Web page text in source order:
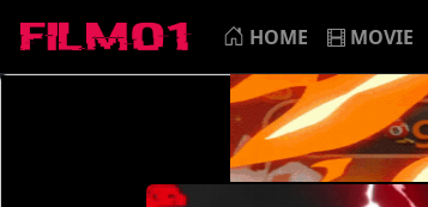
HOME MOVIE